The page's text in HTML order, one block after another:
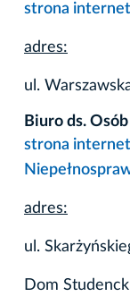
strona
adres:
ul.
Biuro ds.
strona
adres:
ul.
Dom